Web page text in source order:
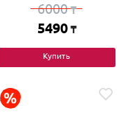
6000₸
5490 ₸
Купить